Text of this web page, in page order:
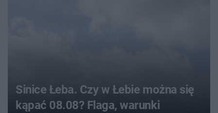
Sinice Łeba. Czy w Łebie można się
kąpać 08.08? Flaga, warunki